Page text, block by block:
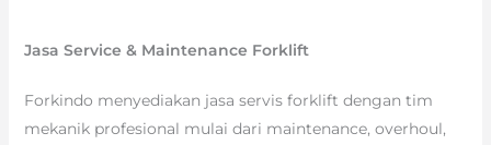
Jasa Service & Maintenance Forklift
Forkindo menyediakan jasa servis forklift dengan tim
mekanik profesional mulai dari maintenance, overhoul,